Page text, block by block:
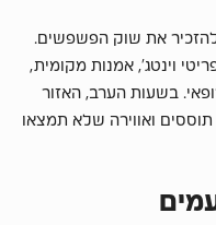
להזכיר את שוק הפשפשים.
וינטג’, אמנות מקומית,
בשעות הערב, האזור
ואווירה שלא תמצאו